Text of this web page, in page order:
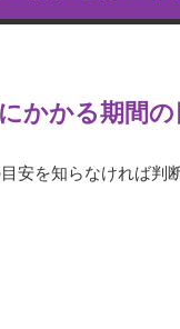
かかる期間
安を知らなければ判